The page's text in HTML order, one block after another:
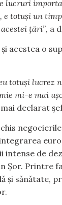
lucruri
e totuși un
țări”, a
acestea o
totuși lucrez
mi-e mai
declarat
intense de
Șor. Printre
și sănătate,